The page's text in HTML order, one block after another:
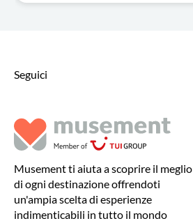
Seguici
Musement ti aiuta a scoprire il meglio
di ogni destinazione offrendoti
un'ampia scelta di esperienze
indimenticabili in tutto il mondo